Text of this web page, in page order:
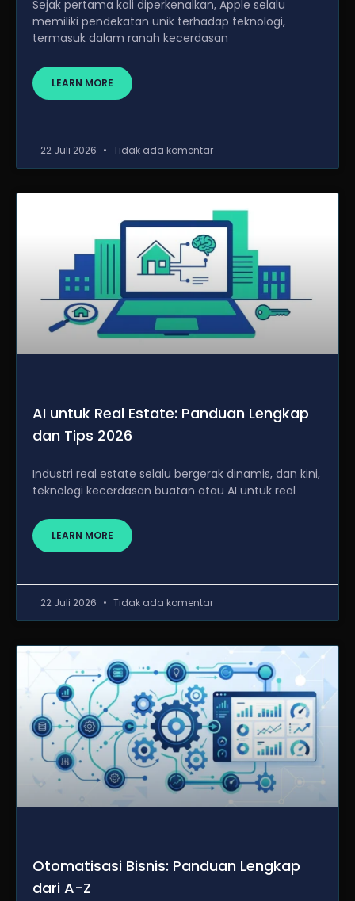
Sejak pertama kali diperkenalkan, Apple selalu
memiliki pendekatan unik terhadap teknologi,
termasuk dalam ranah kecerdasan
LEARN MORE
22 Juli 2026 Tidak ada komentar
AI untuk Real Estate: Panduan Lengkap
dan Tips 2026
Industri real estate selalu bergerak dinamis, dan kini,
teknologi kecerdasan buatan atau AI untuk real
LEARN MORE
22 Juli 2026 Tidak ada komentar
Otomatisasi Bisnis: Panduan Lengkap
dari A-Z